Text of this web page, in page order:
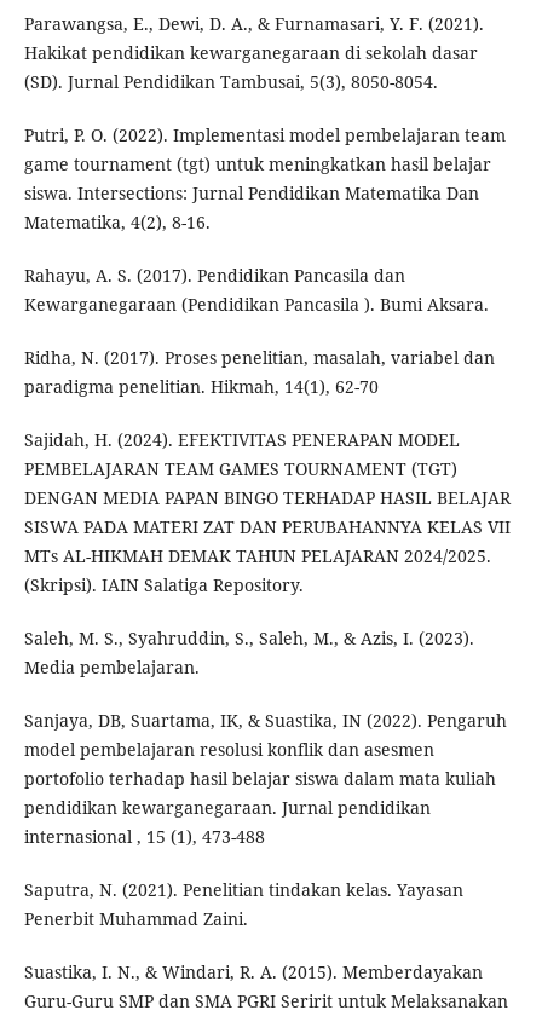
Parawangsa, E., Dewi, D. A., & Furnamasari, Y. F. (2021).
Hakikat pendidikan kewarganegaraan di sekolah dasar
(SD). Jurnal Pendidikan Tambusai, 5(3), 8050-8054.
Putri, P. O. (2022). Implementasi model pembelajaran team
game tournament (tgt) untuk meningkatkan hasil belajar
siswa. Intersections: Jurnal Pendidikan Matematika Dan
Matematika, 4(2), 8-16.
Rahayu, A. S. (2017). Pendidikan Pancasila dan
Kewarganegaraan (Pendidikan Pancasila ). Bumi Aksara.
Ridha, N. (2017). Proses penelitian, masalah, variabel dan
paradigma penelitian. Hikmah, 14(1), 62-70
Sajidah, H. (2024). EFEKTIVITAS PENERAPAN MODEL
PEMBELAJARAN TEAM GAMES TOURNAMENT (TGT)
DENGAN MEDIA PAPAN BINGO TERHADAP HASIL BELAJAR
SISWA PADA MATERI ZAT DAN PERUBAHANNYA KELAS VII
MTs AL-HIKMAH DEMAK TAHUN PELAJARAN 2024/2025.
(Skripsi). IAIN Salatiga Repository.
Saleh, M. S., Syahruddin, S., Saleh, M., & Azis, I. (2023).
Media pembelajaran.
Sanjaya, DB, Suartama, IK, & Suastika, IN (2022). Pengaruh
model pembelajaran resolusi konflik dan asesmen
portofolio terhadap hasil belajar siswa dalam mata kuliah
pendidikan kewarganegaraan. Jurnal pendidikan
internasional , 15 (1), 473-488
Saputra, N. (2021). Penelitian tindakan kelas. Yayasan
Penerbit Muhammad Zaini.
Suastika, I. N., & Windari, R. A. (2015). Memberdayakan
Guru-Guru SMP dan SMA PGRI Seririt untuk Melaksanakan